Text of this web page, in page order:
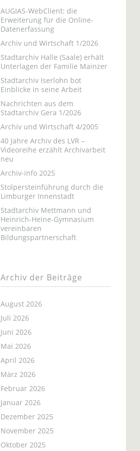
AUGIAS-WebClient: die
Erweiterung für die Online-
Datenerfassung
Archiv und Wirtschaft 1/2026
Stadtarchiv Halle (Saale) erhält
Unterlagen der Familie Mainzer
Stadtarchiv Iserlohn bot
Einblicke in seine Arbeit
Nachrichten aus dem
Stadtarchiv Gera 1/2026
Archiv und Wirtschaft 4/2005
40 Jahre Archiv des LVR –
Videoreihe erzählt Archivarbeit
neu
Archiv-info 2025
Stolpersteinführung durch die
Limburger Innenstadt
Stadtarchiv Mettmann und
Heinrich-Heine-Gymnasium
vereinbaren
Bildungspartnerschaft
Archiv der Beiträge
August 2026
Juli 2026
Juni 2026
Mai 2026
April 2026
März 2026
Februar 2026
Januar 2026
Dezember 2025
November 2025
Oktober 2025